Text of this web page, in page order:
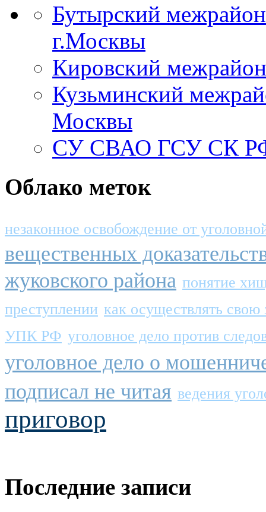
Бутырский
г.Москвы
Кировский
Кузьминский
Москвы
СУ СВАО ГСУ СК
Облако меток
незаконное освобождение от
вещественных
жуковского района понятие
преступлении как осуществлять свою
УПК РФ уголовное дело против
уголовное дело о
подписал не читая ведения
приговор
Последние записи